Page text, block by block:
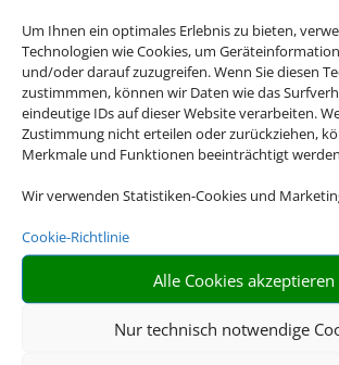
Um Ihnen ein optimales Erlebnis zu bieten,
Technologien wie Cookies, um
und/oder darauf zuzugreifen. Wenn Sie diesen
zustimmmen, können wir Daten wie das
eindeutige IDs auf dieser Website verarbeiten.
Zustimmung nicht erteilen oder zurückziehen,
Merkmale und Funktionen beeinträchtigt
Wir verwenden Statistiken-Cookies und
Cookie-Richtlinie
Alle Cookies akzeptieren
Nur technisch notwendige
Mietwagen
Flughafenparken